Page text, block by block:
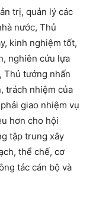
trị, quản lý các
nước, Thủ
kinh nghiệm tốt,
nghiên cứu lựa
Thủ tướng nhấn
trách nhiệm của
giao nhiệm vụ
hơn cho hội
tập trung xây
thể chế, cơ
tác cán bộ và